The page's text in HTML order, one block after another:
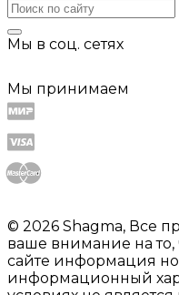
Мы в соц. сетях
Мы принимаем
© 2026 Shagma, Все
ваше внимание на то,
сайте информация
информационный